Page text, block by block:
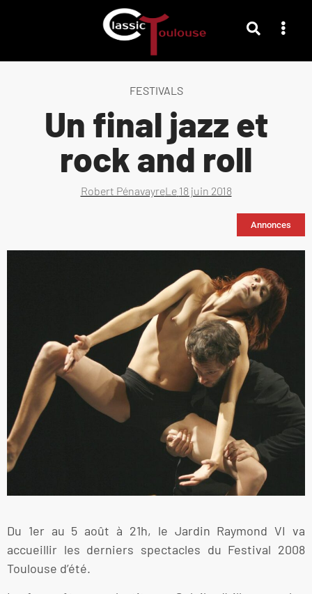
FESTIVALS
Un final jazz et
rock and roll
Robert PénavayreLe 18 juin 2018
Annonces
Du 1er au 5 août à 21h, le Jardin Raymond VI va
accueillir les derniers spectacles du Festival 2008
Toulouse d’été.